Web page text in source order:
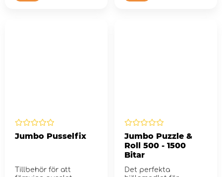
Jumbo Pusselfix
Tillbehör för att
Jumbo Puzzle &
Roll 500 - 1500
Bitar
Det perfekta